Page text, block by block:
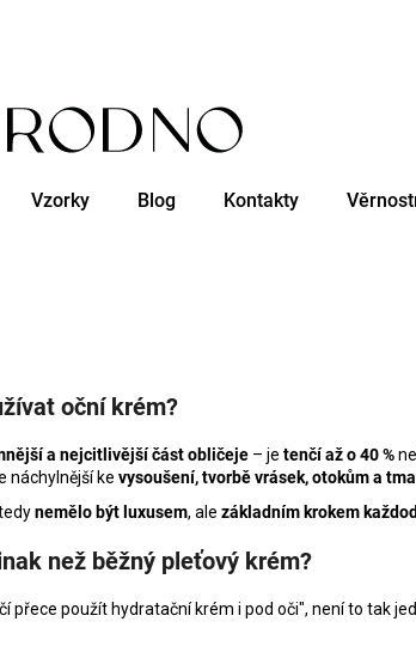
Vzorky Blog Kontakty
oční krém?
a nejcitlivější část obličeje – je tenčí až o 40 %
náchylnější ke vysoušení, tvorbě vrásek, otokům a
nemělo být luxusem, ale základním krokem
než běžný pleťový krém?
přece použít hydratační krém i pod oči", není to tak
najít?
ACTIVE - GENTLE